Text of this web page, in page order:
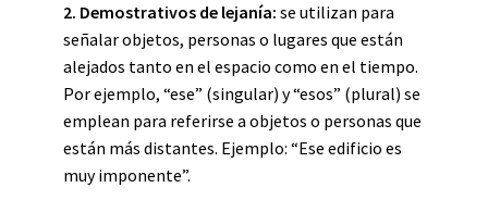
2. Demostrativos de lejanía: se utilizan para
señalar objetos, personas o lugares que están
alejados tanto en el espacio como en el tiempo.
Por ejemplo, “ese” (singular) y “esos” (plural) se
emplean para referirse a objetos o personas que
están más distantes. Ejemplo: “Ese edificio es
muy imponente”.